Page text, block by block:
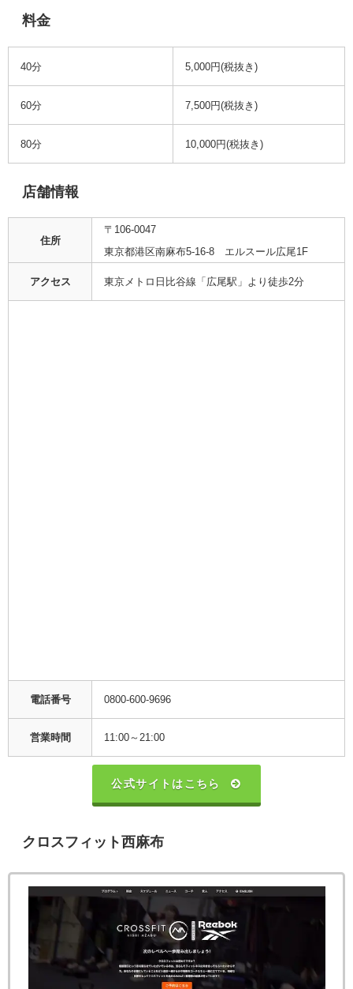
料金
40分 5,000円(税抜き)
60分 7,500円(税抜き)
80分 10,000円(税抜き)
店舗情報
住所
〒106-0047
東京都港区南麻布5-16-8 エルスール広尾1F
アクセス 東京メトロ日比谷線「広尾駅」より徒歩2分
電話番号 0800-600-9696
営業時間 11:00～21:00
公式サイトはこちら
クロスフィット西麻布